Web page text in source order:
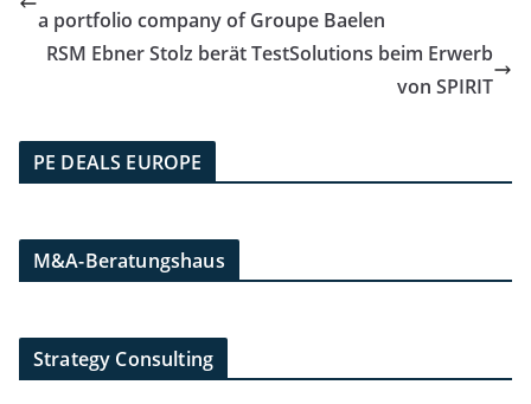
a portfolio company of Groupe Baelen
RSM Ebner Stolz berät TestSolutions beim Erwerb
von SPIRIT
PE DEALS EUROPE
M&A-Beratungshaus
Strategy Consulting